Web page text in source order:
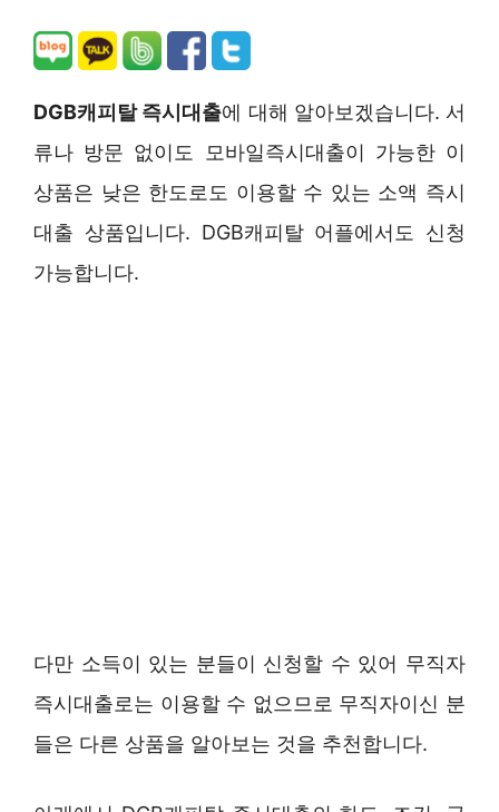
DGB캐피탈 즉시대출에 대해 알아보겠습니다. 서
류나 방문 없이도 모바일즉시대출이 가능한 이
상품은 낮은 한도로도 이용할 수 있는 소액 즉시
대출 상품입니다. DGB캐피탈 어플에서도 신청
가능합니다.
다만 소득이 있는 분들이 신청할 수 있어 무직자
즉시대출로는 이용할 수 없으므로 무직자이신 분
들은 다른 상품을 알아보는 것을 추천합니다.